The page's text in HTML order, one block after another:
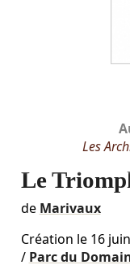
Les
Le
de Marivaux
Création le 16
/ Parc du